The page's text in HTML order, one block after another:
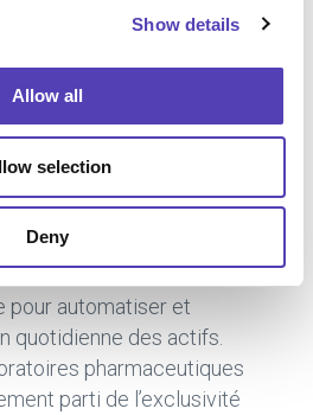
Show details
Allow all
selection
Deny
fonctionnalités pour
collaboration avec les
notre expertise de la
ce domaine, Anaqua
des besoins que personne
de PI entièrement
pour automatiser et
quotidienne des actifs.
pharmaceutiques
parti de l’exclusivité